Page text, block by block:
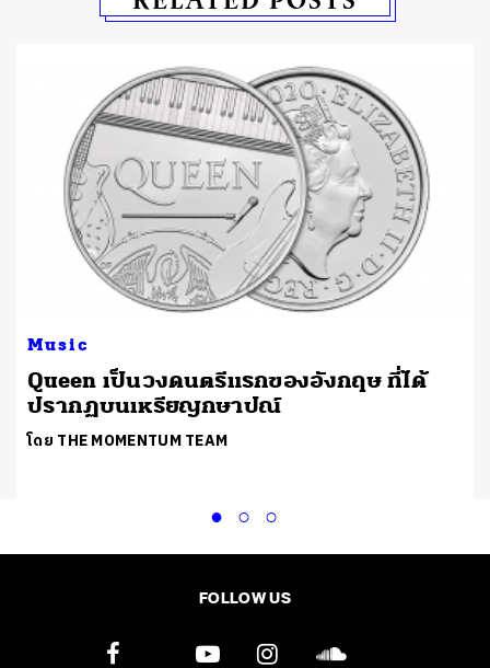
Music
Queen เป็นวงดนตรีแรกของอังกฤษ ที่ได้
ปรากฏบนเหรียญกษาปณ์
โดย THE MOMENTUM TEAM
FOLLOW US